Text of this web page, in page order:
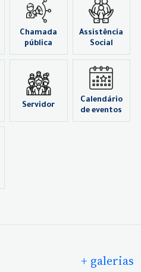
Chamada
pública
Assistência
Social
Servidor
Calendário
de eventos
+ galerias